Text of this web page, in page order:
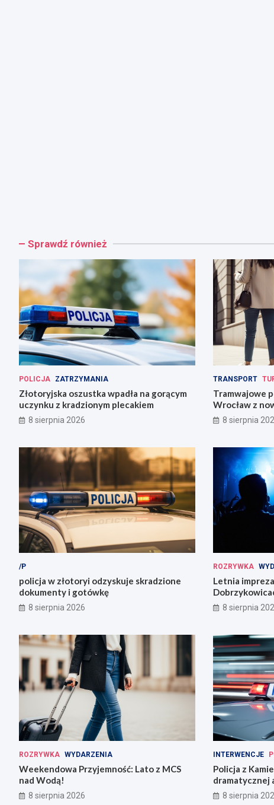
Sprawdź również
POLICJA ZATRZYMANIA
Złotoryjska oszustka wpadła na gorącym
uczynku z kradzionym plecakiem
8 sierpnia 2026
TRANSPORT
Tramwajowe
Wrocław z
8 sierpnia
/P
policja w złotoryi odzyskuje skradzione
dokumenty i gotówkę
8 sierpnia 2026
ROZRYWKA
Letnia
fety!8 sierpnia
ROZRYWKA WYDARZENIA
Weekendowa Przyjemność: Lato z MCS
nad Wodą!
8 sierpnia 2026
INTERWENCJE
Policja z
dramatycznej
8 sierpnia